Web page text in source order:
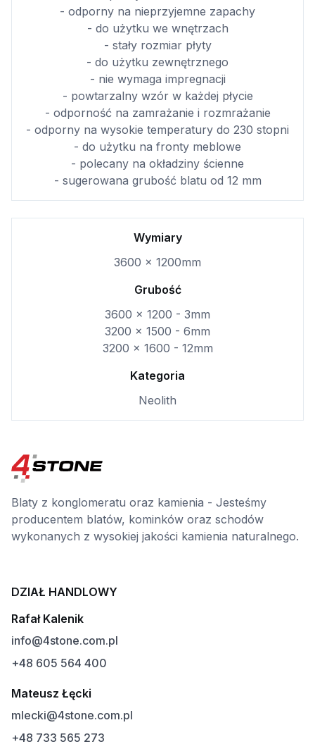
- odporny na nieprzyjemne zapachy
- do użytku we wnętrzach
- stały rozmiar płyty
- do użytku zewnętrznego
- nie wymaga impregnacji
- powtarzalny wzór w każdej płycie
- odporność na zamrażanie i rozmrażanie
- odporny na wysokie temperatury do 230 stopni
- do użytku na fronty meblowe
- polecany na okładziny ścienne
- sugerowana grubość blatu od 12 mm
Wymiary
3600 x 1200mm
Grubość
3600 x 1200 - 3mm
3200 x 1500 - 6mm
3200 x 1600 - 12mm
Kategoria
Neolith
Blaty z konglomeratu oraz kamienia - Jesteśmy
producentem blatów, kominków oraz schodów
wykonanych z wysokiej jakości kamienia naturalnego.
DZIAŁ HANDLOWY
Rafał Kalenik
info@4stone.com.pl
+48 605 564 400
Mateusz Łęcki
mlecki@4stone.com.pl
+48 733 565 273